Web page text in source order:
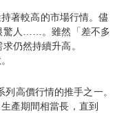
著較高的市場行情。儘
驚人……。雖然「差不多
仍然持續升高。
高價行情的推手之一。
產期間相當長，直到